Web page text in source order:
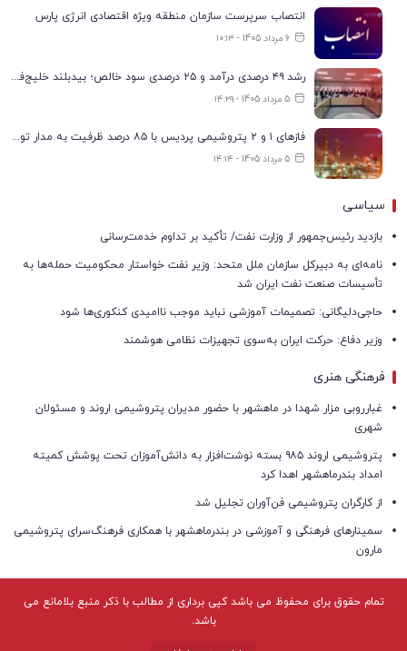
انتصاب سرپرست سازمان منطقه ویژه اقتصادی انرژی پارس
6 مرداد 1405 - ۱۰:۱۳
رشد ۴۹ درصدی درآمد و ۲۵ درصدی سود خالص؛ بیدبلند خلیج‌فارس سال ۱۴۰۴ را با رکوردهای جدید به پایان رساند
5 مرداد 1405 - ۱۴:۲۹
فازهای ۱ و ۲ پتروشیمی پردیس با ۸۵ درصد ظرفیت به مدار تولید بازگشتند
5 مرداد 1405 - ۱۴:۱۴
سیاسی
بازدید رئیس‌جمهور از وزارت نفت/ تأکید بر تداوم خدمت‌رسانی
نامه‌ای به دبیرکل سازمان ملل متحد: وزیر نفت خواستار محکومیت حمله‌ها به
تأسیسات صنعت نفت ایران شد
حاجی‌دلیگانی: تصمیمات آموزشی نباید موجب ناامیدی کنکوری‌ها شود
وزیر دفاع: حرکت ایران به‌سوی تجهیزات نظامی هوشمند
فرهنگی هنری
غبارروبی مزار شهدا در ماهشهر با حضور مدیران پتروشیمی اروند و مسئولان
شهری
پتروشیمی اروند ۹۸۵ بسته نوشت‌افزار به دانش‌آموزان تحت پوشش کمیته
امداد بندرماهشهر اهدا کرد
از کارگران پتروشیمی فن‌آوران تجلیل شد
سمینارهای فرهنگی و آموزشی در بندرماهشهر با همکاری فرهنگ‌سرای پتروشیمی
مارون
تمام حقوق برای محفوظ می باشد کپی برداری از مطالب با ذکر منبع بلامانع می
باشد.